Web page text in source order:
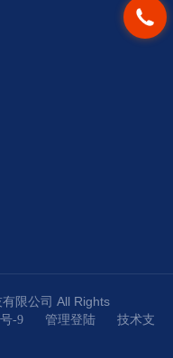
限公司 All Rights
-9 管理登陆技术支